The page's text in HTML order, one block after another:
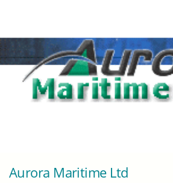
Aurora Maritime Ltd